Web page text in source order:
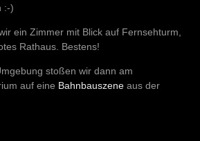
:-)
ein Zimmer mit Blick auf Fernsehturm,
Rathaus. Bestens!
stoßen wir dann am
auf eine Bahnbauszene aus der